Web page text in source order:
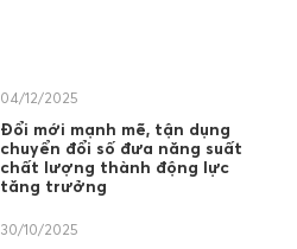
04/12/2025
Đổi mới mạnh mẽ, tận dụng
chuyển đổi số đưa năng suất
chất lượng thành động lực
tăng trưởng
30/10/2025